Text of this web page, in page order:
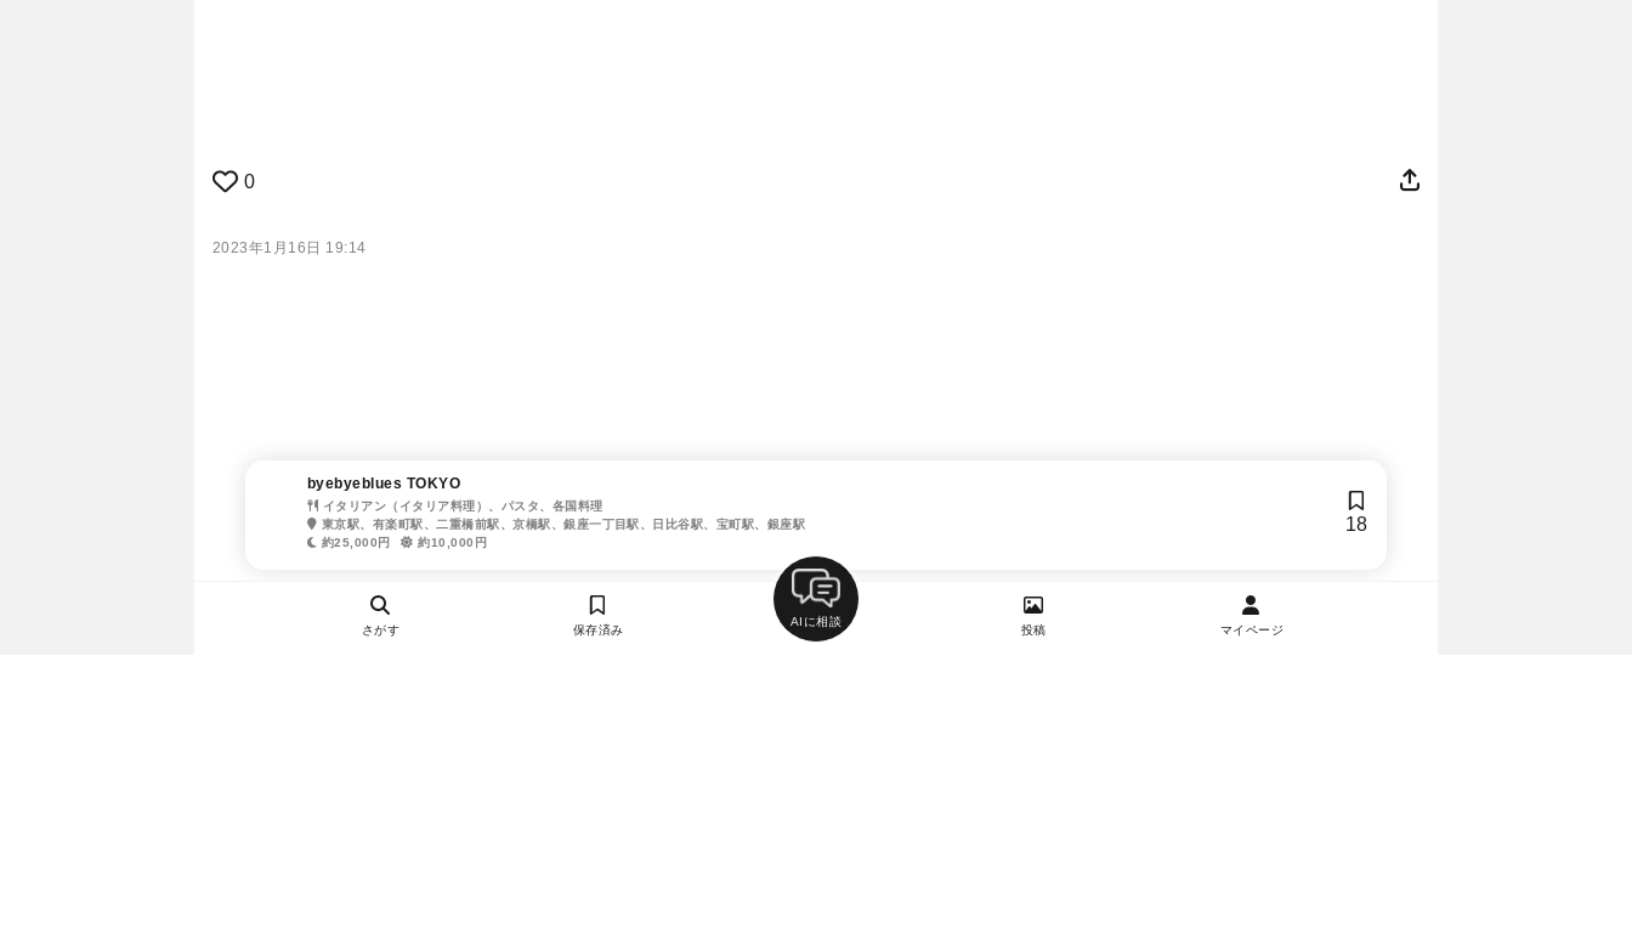
0
2023年1月16日 19:14
byebyeblues TOKYO
イタリアン（イタリア料理）、パスタ、各国料理
東京駅、有楽町駅、二重橋前駅、京橋駅、銀座一丁目駅、日比谷駅、宝町駅、銀座駅
約25,000円
約10,000円
18
さがす 保存済み
AIに相談
投稿 マイページ